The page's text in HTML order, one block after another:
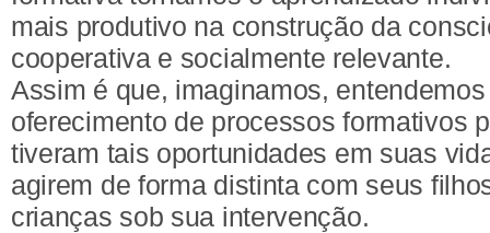
mais produtivo na construção da
cooperativa e socialmente relevante.
Assim é que, imaginamos,
oferecimento de processos formativos
tiveram tais oportunidades em suas
agirem de forma distinta com seus
crianças sob sua intervenção.